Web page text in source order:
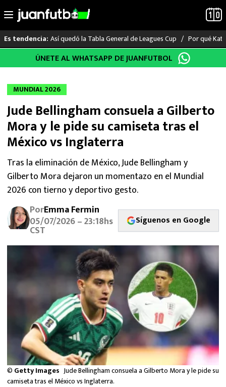
al
Es tendencia: Así quedó la Tabla General de Leagues Cup Por qué
LO ÚLTIMO
LIGA MX
RAYADOS
PUMAS
ATLANTE
SELECCIÓN MEXICANA
FUTBOL INTERNACIONAL
MEXICANOS EN EL EXTRANJERO
FUTBOL ESTUFA
FÓRMULA 1
LIGA MX
NFL
ÚNETE AL WHATSAPP DE JUANFUTBOL
MUNDIAL 2026
Jude Bellingham consuela a Gilberto
Mora y le pide su camiseta tras el
México vs Inglaterra
Tras la eliminación de México, Jude Bellingham y
Gilberto Mora dejaron un momentazo en el Mundial
2026 con tierno y deportivo gesto.
PorEmma Fermin
05/07/2026 – 23:18hs
CST
Síguenos en Google
© Getty Images Jude Bellingham consuela a Gilberto Mora y le pide su
camiseta tras el México vs Inglaterra.